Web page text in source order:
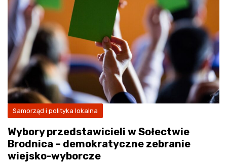
Samorząd i polityka lokalna
Wybory przedstawicieli w Sołectwie
Brodnica – demokratyczne zebranie
wiejsko-wyborcze